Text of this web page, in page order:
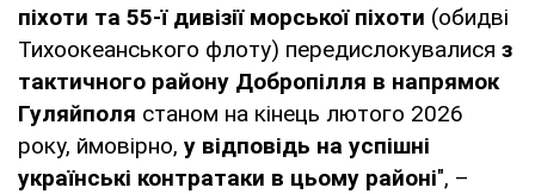
піхоти та 55-ї дивізії морської піхоти (обидві
Тихоокеанського флоту) передислокувалися з
тактичного району Добропілля в напрямок
Гуляйполя станом на кінець лютого 2026
року, ймовірно, у відповідь на успішні
українські контратаки в цьому районі", –